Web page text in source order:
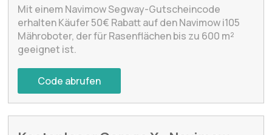
Mit einem Navimow Segway-Gutscheincode
erhalten Käufer 50€ Rabatt auf den Navimow i105
Mähroboter, der für Rasenflächen bis zu 600 m²
geeignet ist.
Code abrufen